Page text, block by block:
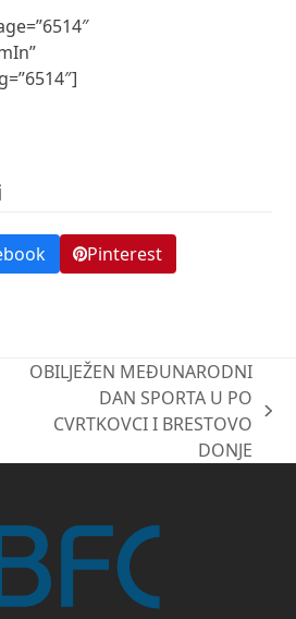
Pinterest
OBILJEŽEN MEĐUNARODNI
DAN SPORTA U PO
CVRTKOVCI I BRESTOVO
DONJE